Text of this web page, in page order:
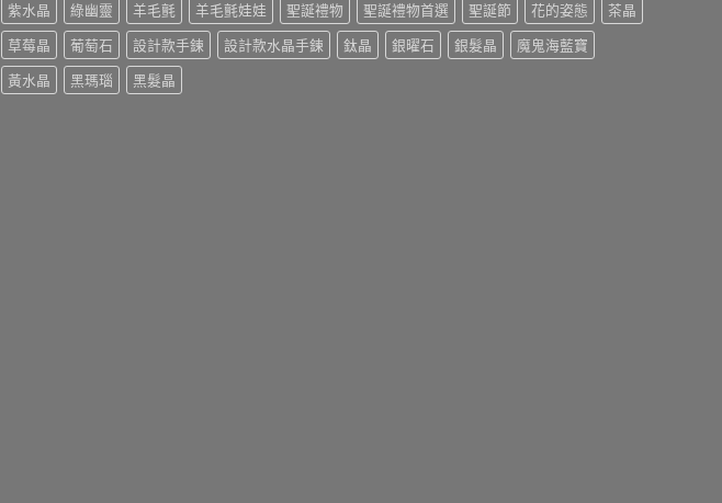
紫水晶
綠幽靈 羊毛氈 羊毛氈娃娃 聖誕禮物 聖誕禮物首選 聖誕節 花的姿態
茶晶
草莓晶
葡萄石 設計款手鍊 設計款水晶手鍊 鈦晶 銀曜石 銀髮晶
魔鬼海藍寶
黃水晶
黑瑪瑙 黑髮晶